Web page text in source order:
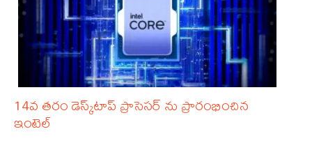
14వ తరం డెస్క్‌టాప్ ప్రాసెసర్ ను ప్రారంభించిన
ఇంటెల్